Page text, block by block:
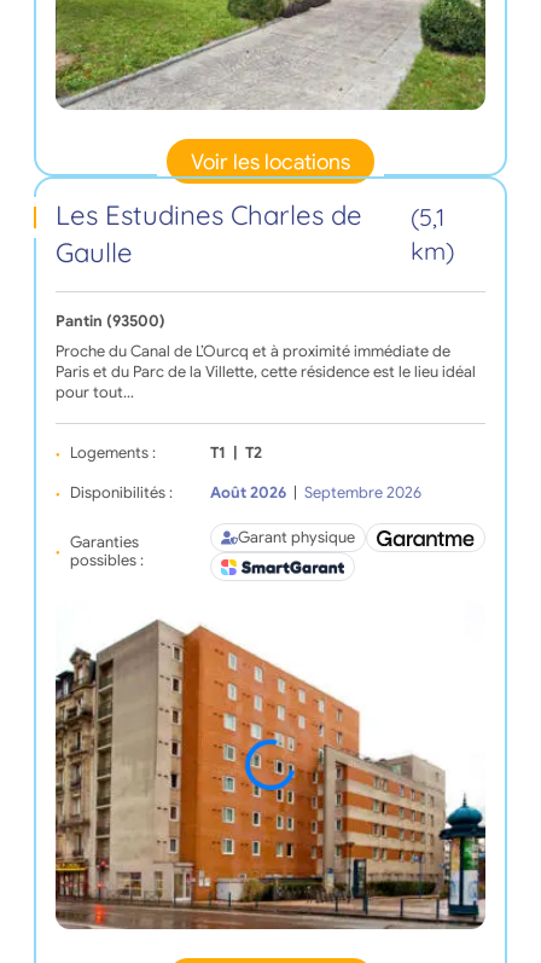
Voir les locations
Les Estudines Charles de
Gaulle
(5,1
km)
Pantin (93500)
Proche du Canal de L’Ourcq et à proximité immédiate de
Paris et du Parc de la Villette, cette résidence est le lieu idéal
pour tout…
Logements : T1 T2
Disponibilités : Août 2026 Septembre 2026
Garanties
possibles :
Garant physique